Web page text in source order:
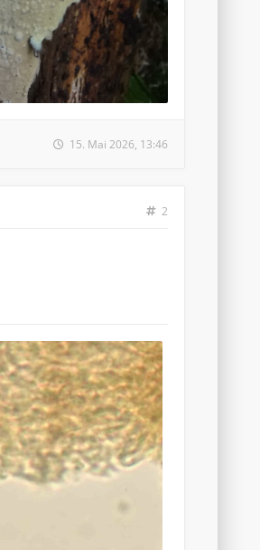
15. Mai 2026, 13:46
2